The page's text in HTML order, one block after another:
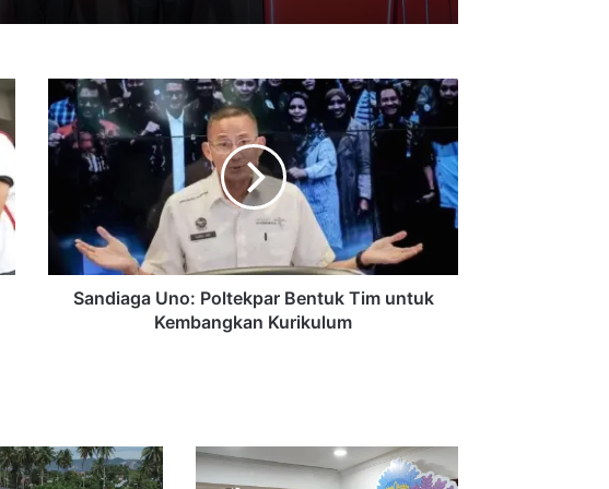
ZTE Corporation dan Ekamas Mora Republik (MORA) Jajaki Kerja Sama Perluas Layanan FWA dan FTTH di Indonesia
Itel POWER 80 Resmi Meluncur, Mini HYROX Berhadiah Rp25 Juta Jadi Daya Tarik Utama
Autonomous AI Mulai Masuk ke Operasional Perusahaan, Tata Kelola Jadi Faktor Penentu
Sandiaga
Uno:
Poltekpar
Bentuk
Kembangkan
Kurikulum
Sandiaga Uno: Poltekpar Bentuk Tim untuk
Kembangkan Kurikulum